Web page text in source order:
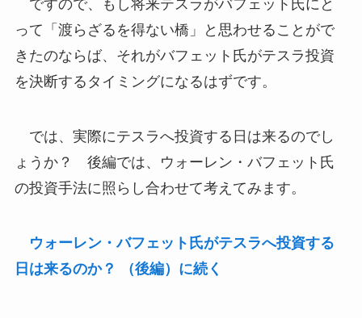
ですので、もし将来テスラがバフェット氏にと
って「渡らざるを得ない橋」と思わせることがで
きたのならば、それがバフェット氏がテスラ投資
を決断するタイミングになるはずです。
では、実際にテスラへ投資する日は来るのでし
ょうか？ 後編では、ウォーレン・バフェット氏
の投資手法に照らし合わせて考えてみます。
ウォーレン・バフェット氏がテスラへ投資する
日は来るのか？ （後編）に続く